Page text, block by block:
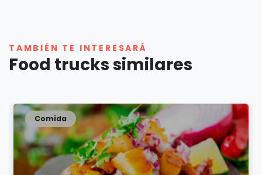
TAMBIÉN TE INTERESARÁ
Food trucks similares
Comida